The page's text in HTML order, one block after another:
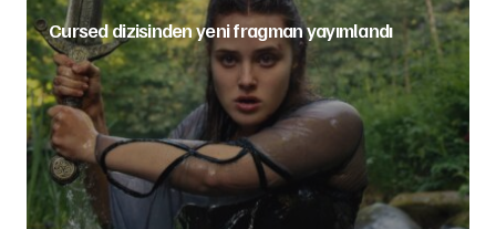
Cursed dizisinden yeni fragman yayımlandı